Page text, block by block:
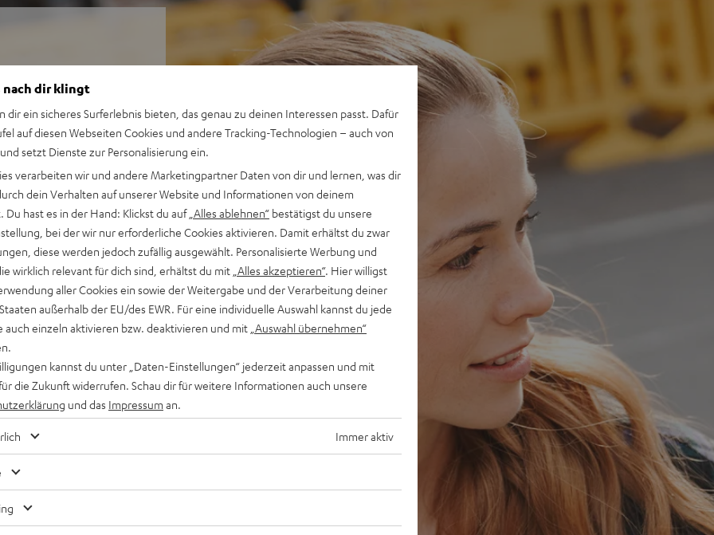
effizienteres Active
REAL BLUE TWS 3
für eine effiziente
zu hören
YouTube, Apple Music &
für extra weiten
bis auf 10 Hz für den
mit ANC, über 9
auch bei Regen
für perfekte
Google Assistant und
Akku-
beim Öffnen des Case,
für einen sicheren
Bass, schmalere
nach dir klingt
dir ein sicheres Surferlebnis bieten, das genau zu deinen Interessen passt. Dafür
auf diesen Webseiten Cookies und andere Tracking-Technologien – auch von
setzt Dienste zur Personalisierung ein.
verarbeiten wir und andere Marketingpartner Daten von dir und lernen, was dir
dein Verhalten auf unserer Website und Informationen von deinem
Du hast es in der Hand: Klickst du auf „Alles ablehnen“ bestätigst du unsere
bei der wir nur erforderliche Cookies aktivieren. Damit erhältst du zwar
diese werden jedoch zufällig ausgewählt. Personalisierte Werbung und
wirklich relevant für dich sind, erhältst du mit „Alles akzeptieren“. Hier willigst
aller Cookies ein sowie der Weitergabe und der Verarbeitung deiner
außerhalb der EU/des EWR. Für eine individuelle Auswahl kannst du jede
auch einzeln aktivieren bzw. deaktivieren und mit „Auswahl übernehmen“
kannst du unter „Daten-Einstellungen“ jederzeit anpassen und mit
die Zukunft widerrufen. Schau dir für weitere Informationen auch unsere
und das Impressum an.
Immer aktiv